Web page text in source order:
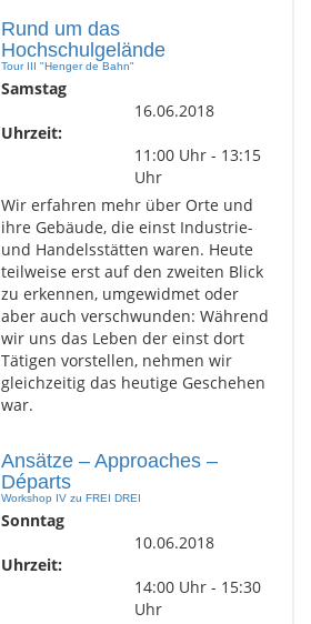
Rund um das
Hochschulgelände
Tour III "Henger de Bahn"
Samstag
16.06.2018
Uhrzeit:
11:00 Uhr - 13:15
Uhr
Wir erfahren mehr über Orte und
ihre Gebäude, die einst Industrie-
und Handelsstätten waren. Heute
teilweise erst auf den zweiten Blick
zu erkennen, umgewidmet oder
aber auch verschwunden: Während
wir uns das Leben der einst dort
Tätigen vorstellen, nehmen wir
gleichzeitig das heutige Geschehen
war.
Ansätze – Approaches –
Départs
Workshop IV zu FREI DREI
Sonntag
10.06.2018
Uhrzeit:
14:00 Uhr - 15:30
Uhr